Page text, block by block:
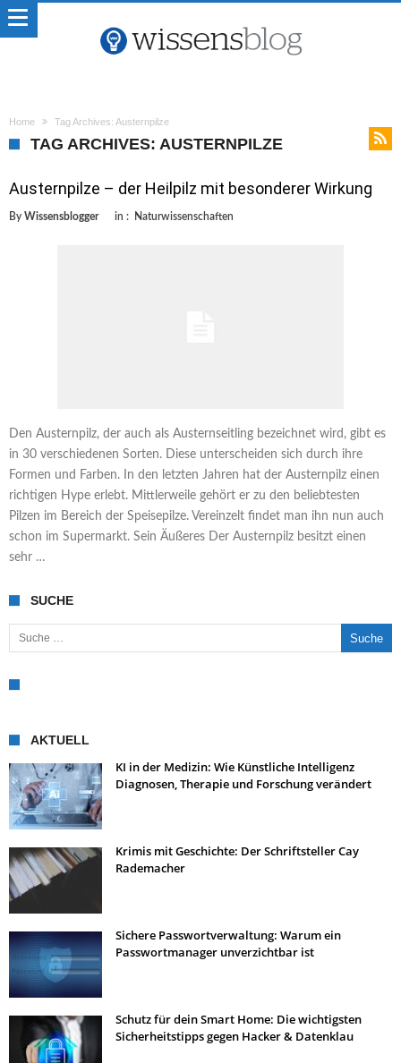
Home Tag Archives: Austernpilze
TAG ARCHIVES: AUSTERNPILZE
Austernpilze – der Heilpilz mit besonderer Wirkung
By Wissensblogger in : Naturwissenschaften
Den Austernpilz, der auch als Austernseitling bezeichnet wird, gibt es
in 30 verschiedenen Sorten. Diese unterscheiden sich durch ihre
Formen und Farben. In den letzten Jahren hat der Austernpilz einen
richtigen Hype erlebt. Mittlerweile gehört er zu den beliebtesten
Pilzen im Bereich der Speisepilze. Vereinzelt findet man ihn nun auch
schon im Supermarkt. Sein Äußeres Der Austernpilz besitzt einen
sehr …
SUCHE
Suche nach:
AKTUELL
KI in der Medizin: Wie Künstliche Intelligenz
Diagnosen, Therapie und Forschung verändert
Krimis mit Geschichte: Der Schriftsteller Cay
Rademacher
Sichere Passwortverwaltung: Warum ein
Passwortmanager unverzichtbar ist
Schutz für dein Smart Home: Die wichtigsten
Sicherheitstipps gegen Hacker & Datenklau